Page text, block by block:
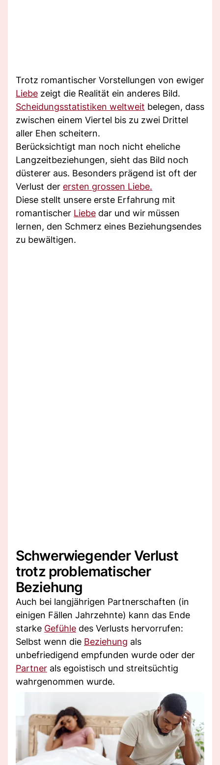
Trotz romantischer Vorstellungen von ewiger
Liebe zeigt die Realität ein anderes Bild.
Scheidungsstatistiken weltweit belegen, dass
zwischen einem Viertel bis zu zwei Drittel
aller Ehen scheitern.
Berücksichtigt man noch nicht eheliche
Langzeitbeziehungen, sieht das Bild noch
düsterer aus. Besonders prägend ist oft der
Verlust der ersten grossen Liebe.
Diese stellt unsere erste Erfahrung mit
romantischer Liebe dar und wir müssen
lernen, den Schmerz eines Beziehungsendes
zu bewältigen.
Schwerwiegender Verlust
trotz problematischer
Beziehung
Auch bei langjährigen Partnerschaften (in
einigen Fällen Jahrzehnte) kann das Ende
starke Gefühle des Verlusts hervorrufen:
Selbst wenn die Beziehung als
unbefriedigend empfunden wurde oder der
Partner als egoistisch und streitsüchtig
wahrgenommen wurde.